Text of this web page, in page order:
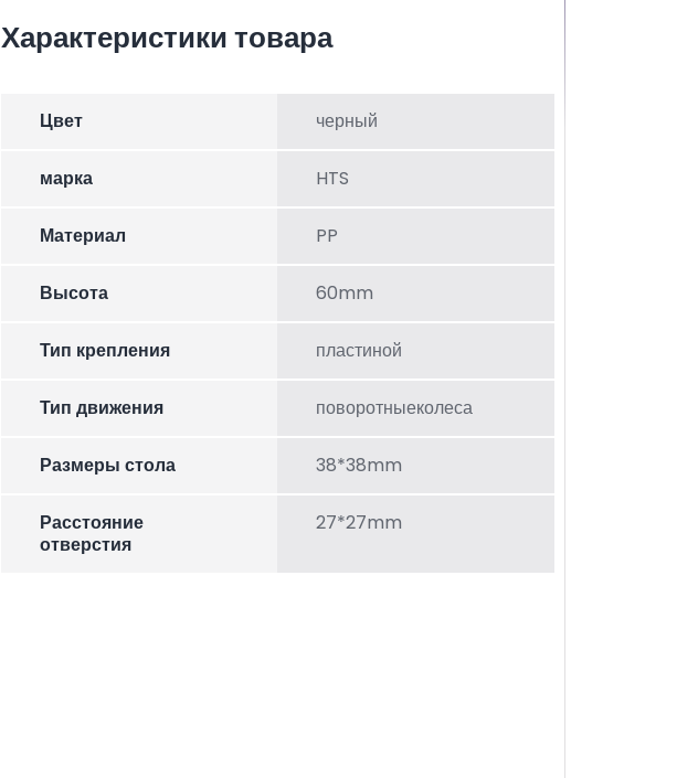
Характеристики товара
Цвет черный
марка HTS
Материал PP
Высота 60mm
Тип крепления пластиной
Тип движения поворотныеколеса
Размеры стола 38*38mm
Расстояние
отверстия
27*27mm